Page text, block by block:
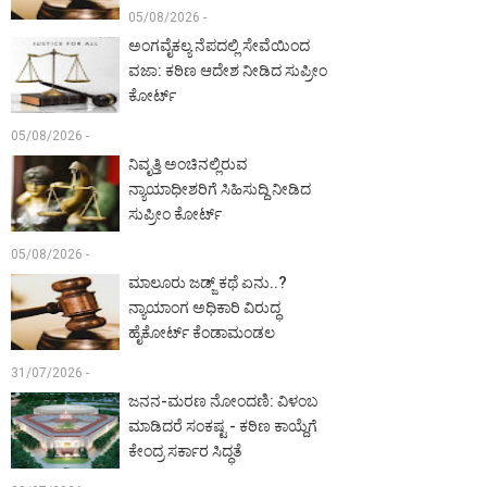
05/08/2026 -
ಅಂಗವೈಕಲ್ಯ ನೆಪದಲ್ಲಿ ಸೇವೆಯಿಂದ
ವಜಾ: ಕಠಿಣ ಆದೇಶ ನೀಡಿದ ಸುಪ್ರೀಂ
ಕೋರ್ಟ್‌
05/08/2026 -
ನಿವೃತ್ತಿ ಅಂಚಿನಲ್ಲಿರುವ
ನ್ಯಾಯಾಧೀಶರಿಗೆ ಸಿಹಿಸುದ್ದಿ ನೀಡಿದ
ಸುಪ್ರೀಂ ಕೋರ್ಟ್‌
05/08/2026 -
ಮಾಲೂರು ಜಡ್ಜ್‌ ಕಥೆ ಏನು..?
ನ್ಯಾಯಾಂಗ ಅಧಿಕಾರಿ ವಿರುದ್ಧ
ಹೈಕೋರ್ಟ್ ಕೆಂಡಾಮಂಡಲ
31/07/2026 -
ಜನನ-ಮರಣ ನೋಂದಣಿ: ವಿಳಂಬ
ಮಾಡಿದರೆ ಸಂಕಷ್ಟ - ಕಠಿಣ ಕಾಯ್ದೆಗೆ
ಕೇಂದ್ರ ಸರ್ಕಾರ ಸಿದ್ಧತೆ